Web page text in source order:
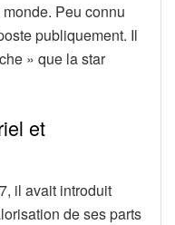
Peu connu
publiquement. Il
» que la star
et
il avait introduit
de ses parts